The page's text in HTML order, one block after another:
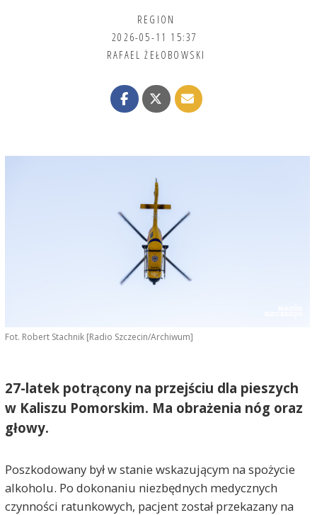
REGION
2026-05-11 15:37
RAFAEL ŻEŁOBOWSKI
Fot. Robert Stachnik [Radio Szczecin/Archiwum]
27-latek potrącony na przejściu dla pieszych
w Kaliszu Pomorskim. Ma obrażenia nóg oraz
głowy.
Poszkodowany był w stanie wskazującym na spożycie
alkoholu. Po dokonaniu niezbędnych medycznych
czynności ratunkowych, pacjent został przekazany na